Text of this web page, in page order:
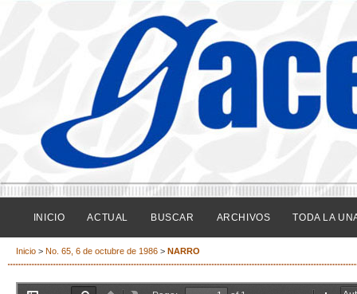
INICIO ACTUAL BUSCAR ARCHIVOS TODA LA
Inicio > No. 65, 6 de octubre de 1986 > NARRO